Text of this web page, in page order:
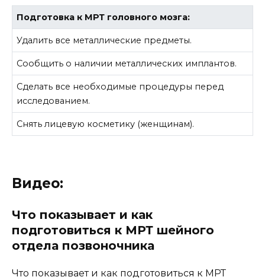
Подготовка к МРТ головного мозга:
Удалить все металлические предметы.
Сообщить о наличии металлических имплантов.
Сделать все необходимые процедуры перед
исследованием.
Снять лицевую косметику (женщинам).
Видео:
Что показывает и как
подготовиться к МРТ шейного
отдела позвоночника
Что показывает и как подготовиться к МРТ